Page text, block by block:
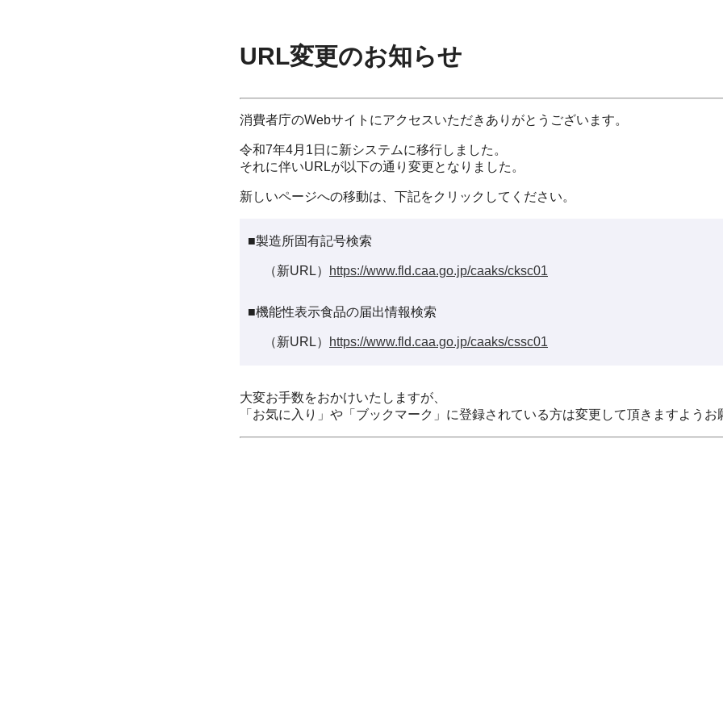
URL変更のお知らせ
消費者庁のWebサイトにアクセスいただきありがとうございます。
令和7年4月1日に新システムに移行しました。
それに伴いURLが以下の通り変更となりました。
新しいページへの移動は、下記をクリックしてください。
■製造所固有記号検索
（新URL） https://www.fld.caa.go.jp/caaks/cksc01
■機能性表示食品の届出情報検索
（新URL） https://www.fld.caa.go.jp/caaks/cssc01
大変お手数をおかけいたしますが、
「お気に入り」や「ブックマーク」に登録されている方は変更して頂きますようお